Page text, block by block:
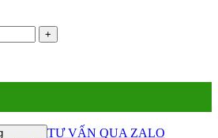
+
TƯ VẤN QUA ZALO